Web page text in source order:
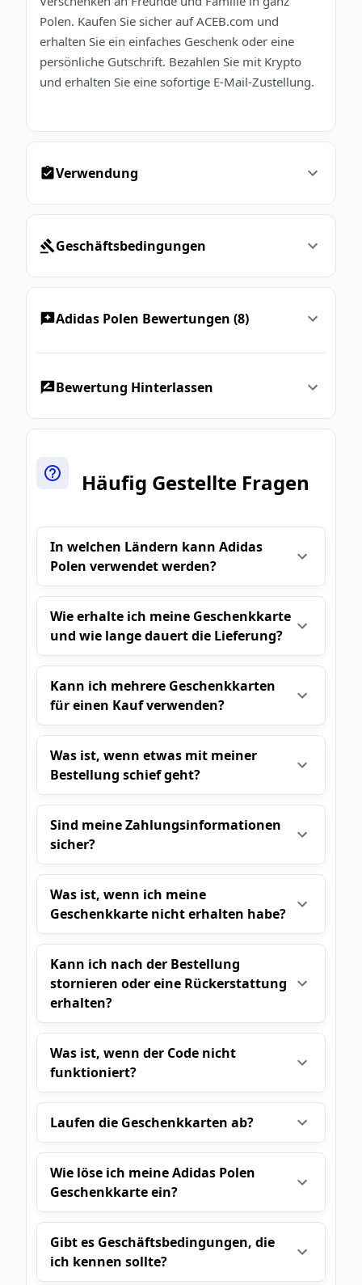
Polen. Kaufen Sie sicher auf ACEB.com und
erhalten Sie ein einfaches Geschenk oder eine
persönliche Gutschrift. Bezahlen Sie mit Krypto
und erhalten Sie eine sofortige E-Mail-Zustellung.
Verwendung
Geschäftsbedingungen
Adidas Polen Bewertungen (8)
Bewertung Hinterlassen
Häufig Gestellte Fragen
In welchen Ländern kann Adidas
Polen verwendet werden?
Wie erhalte ich meine Geschenkkarte
und wie lange dauert die Lieferung?
Kann ich mehrere Geschenkkarten
für einen Kauf verwenden?
Was ist, wenn etwas mit meiner
Bestellung schief geht?
Sind meine Zahlungsinformationen
sicher?
Was ist, wenn ich meine
Geschenkkarte nicht erhalten habe?
Kann ich nach der Bestellung
stornieren oder eine Rückerstattung
erhalten?
Was ist, wenn der Code nicht
funktioniert?
Laufen die Geschenkkarten ab?
Wie löse ich meine Adidas Polen
Geschenkkarte ein?
Gibt es Geschäftsbedingungen, die
ich kennen sollte?